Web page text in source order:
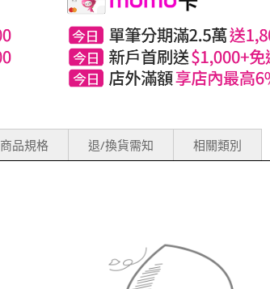
商品規格 退/換貨需知 相關類別